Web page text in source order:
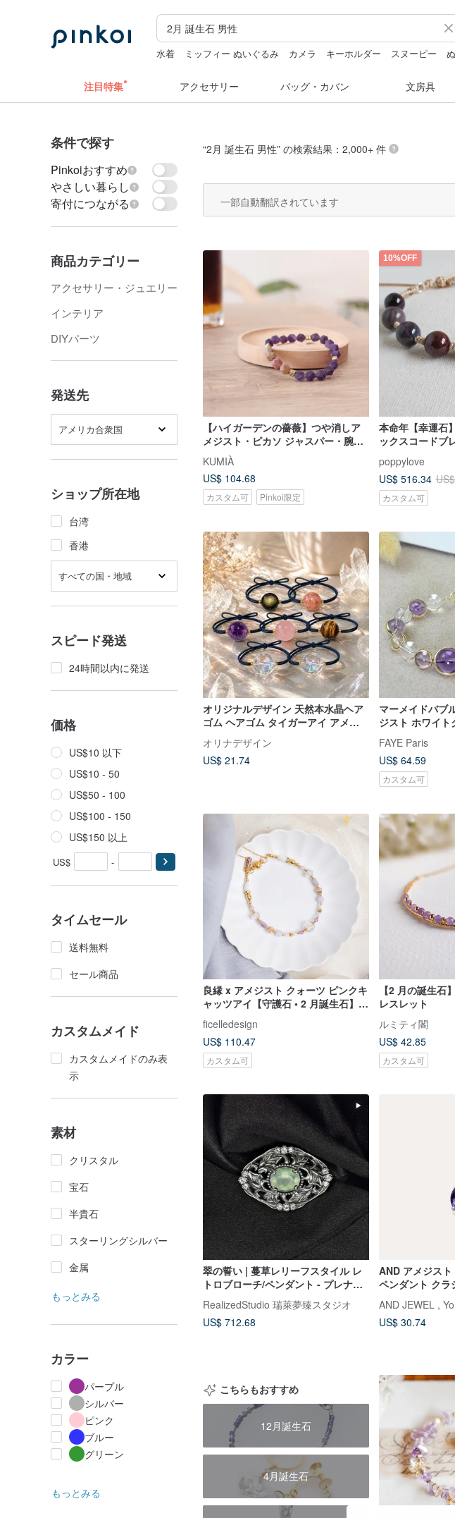
水着 ミッフィー ぬいぐるみ カメラ キーホルダー スヌーピー
注目特集 アクセサリー バッグ・カバン 文房具
条件で探す
Pinkoiおすすめ
やさしい暮らし
寄付につながる
商品カテゴリー
アクセサリー・ジュエリー
インテリア
DIYパーツ
発送先
アメリカ合衆国
ショップ所在地
台湾
香港
すべての国・地域
スピード発送
24時間以内に発送
価格
US$10 以下
US$10 - 50
US$50 - 100
US$100 - 150
US$150 以上
US$ -
タイムセール
送料無料
セール商品
カスタムメイド
カスタムメイドのみ表
示
素材
クリスタル
宝石
半貴石
スターリングシルバー
金属
もっとみる
カラー
パープル
シルバー
ピンク
ブルー
グリーン
もっとみる
“2月 誕生石 男性” の検索結果：2,000+ 件
一部自動翻訳されています
【ハイガーデンの薔薇】つや消しア
メジスト・ピカソ ジャスパー・腕
飾。知恵・インスピレーション・楽
観主義・自己規律
KUMIÀ
US$ 104.68
カスタム可 Pinkoi限定
10%OFF
本命年【幸運石
ックスコードブ
poppylove
US$ 516.34
カスタム可
オリジナルデザイン 天然本水晶ヘア
ゴム ヘアゴム タイガーアイ アメジ
オリナデザイン
US$ 21.74
マーメイドバブ
ジスト ホワイト
正月ギフト
FAYE Paris
US$ 64.59
カスタム可
良縁 x アメジスト クォーツ ピンクキ
ャッツアイ【守護石 • 2 月誕生石】マ
グネットクラスプブレスレット
ficelledesign
US$ 110.47
カスタム可
【2 月の誕生石
レスレット
ルミティ閣
US$ 42.85
カスタム可
翠の誓い | 蔓草レリーフスタイル レ
トロブローチ/ペンダント - プレナイ
ト.S925スターリングシルバー
RealizedStudio 瑞萊夢臻スタジオ
US$ 712.68
AND アメジス
ペンダント クラ
Oval P 天然石
AND JEWEL ,
US$ 30.74
こちらもおすすめ
12月誕生石
4月誕生石